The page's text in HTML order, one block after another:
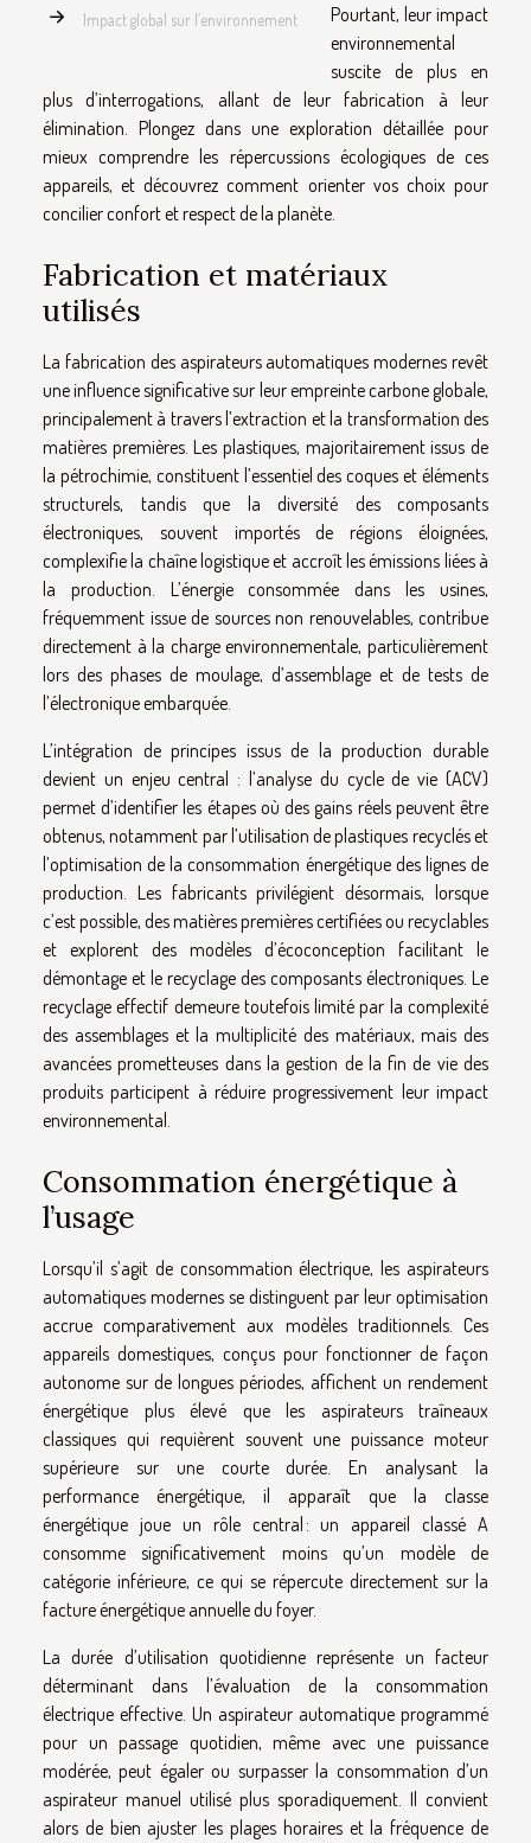
Impact global sur l’environnement
Pourtant, leur impact
environnemental
suscite de plus en
plus d’interrogations, allant de leur fabrication à leur
élimination. Plongez dans une exploration détaillée pour
mieux comprendre les répercussions écologiques de ces
appareils, et découvrez comment orienter vos choix pour
concilier confort et respect de la planète.
Fabrication et matériaux
utilisés
La fabrication des aspirateurs automatiques modernes revêt
une influence significative sur leur empreinte carbone globale,
principalement à travers l’extraction et la transformation des
matières premières. Les plastiques, majoritairement issus de
la pétrochimie, constituent l’essentiel des coques et éléments
structurels, tandis que la diversité des composants
électroniques, souvent importés de régions éloignées,
complexifie la chaîne logistique et accroît les émissions liées à
la production. L’énergie consommée dans les usines,
fréquemment issue de sources non renouvelables, contribue
directement à la charge environnementale, particulièrement
lors des phases de moulage, d’assemblage et de tests de
l’électronique embarquée.
L’intégration de principes issus de la production durable
devient un enjeu central : l’analyse du cycle de vie (ACV)
permet d’identifier les étapes où des gains réels peuvent être
obtenus, notamment par l’utilisation de plastiques recyclés et
l’optimisation de la consommation énergétique des lignes de
production. Les fabricants privilégient désormais, lorsque
c’est possible, des matières premières certifiées ou recyclables
et explorent des modèles d’écoconception facilitant le
démontage et le recyclage des composants électroniques. Le
recyclage effectif demeure toutefois limité par la complexité
des assemblages et la multiplicité des matériaux, mais des
avancées prometteuses dans la gestion de la fin de vie des
produits participent à réduire progressivement leur impact
environnemental.
Consommation énergétique à
l’usage
Lorsqu’il s’agit de consommation électrique, les aspirateurs
automatiques modernes se distinguent par leur optimisation
accrue comparativement aux modèles traditionnels. Ces
appareils domestiques, conçus pour fonctionner de façon
autonome sur de longues périodes, affichent un rendement
énergétique plus élevé que les aspirateurs traîneaux
classiques qui requièrent souvent une puissance moteur
supérieure sur une courte durée. En analysant la
performance énergétique, il apparaît que la classe
énergétique joue un rôle central : un appareil classé A
consomme significativement moins qu’un modèle de
catégorie inférieure, ce qui se répercute directement sur la
facture énergétique annuelle du foyer.
La durée d’utilisation quotidienne représente un facteur
déterminant dans l’évaluation de la consommation
électrique effective. Un aspirateur automatique programmé
pour un passage quotidien, même avec une puissance
modérée, peut égaler ou surpasser la consommation d’un
aspirateur manuel utilisé plus sporadiquement. Il convient
alors de bien ajuster les plages horaires et la fréquence de